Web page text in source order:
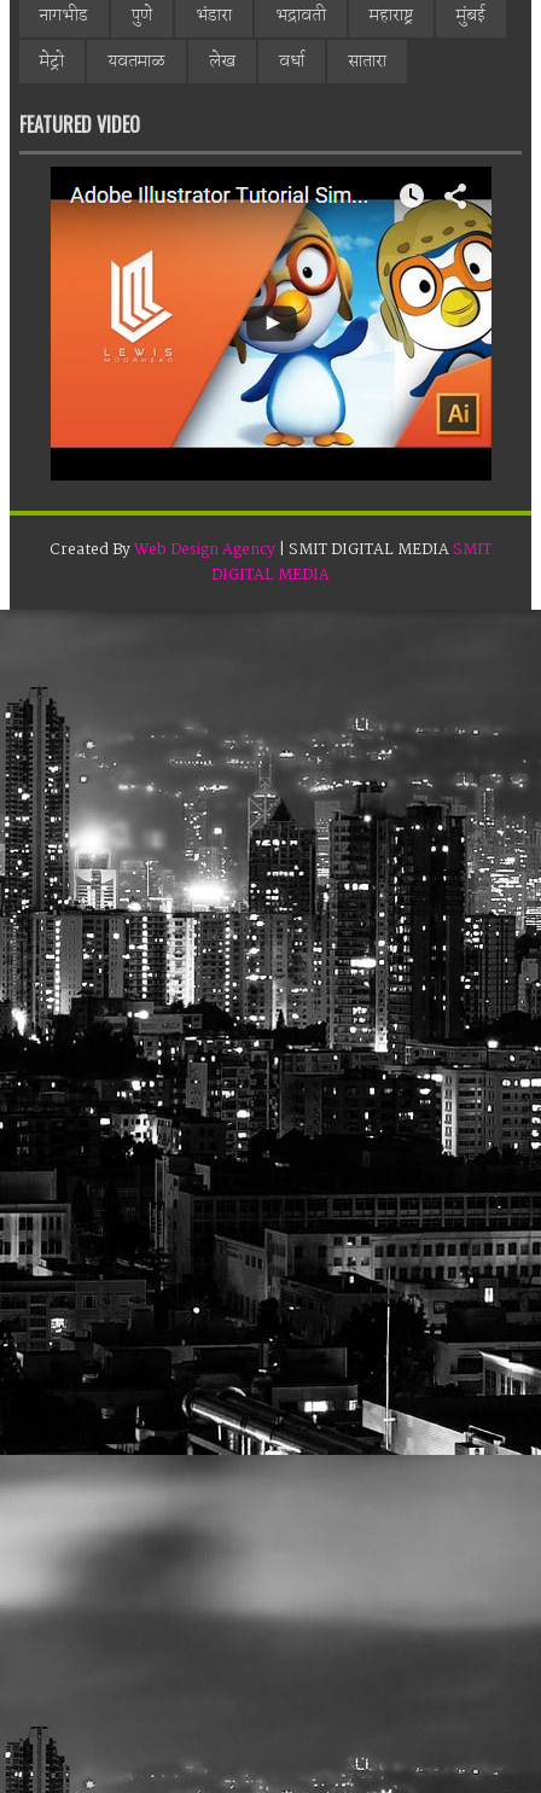
नागभीड
पुणे भंडारा भद्रावती महाराष्ट्र
मुंबई
मेट्रो
यवतमाळ लेख वर्धा सातारा
FEATURED VIDEO
Created ByWeb Design Agency| SMIT DIGITAL MEDIASMIT
DIGITAL MEDIA